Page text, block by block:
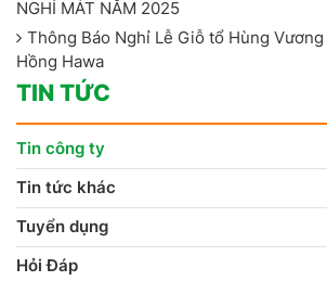
NGHỈ MÁT NĂM 2025
Thông Báo Nghỉ Lễ Giỗ tổ Hùng
Hồng Hawa
TIN TỨC
Tin công ty
Tin tức khác
Tuyển dụng
Hỏi Đáp